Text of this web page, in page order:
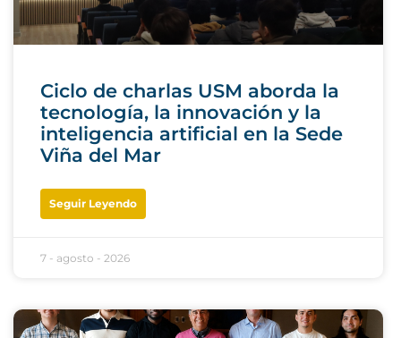
Ciclo de charlas USM aborda la
tecnología, la innovación y la
inteligencia artificial en la Sede
Viña del Mar
Seguir Leyendo
7 - agosto - 2026